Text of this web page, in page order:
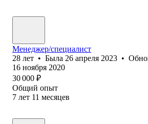
Менеджер/специалист
28 лет • Была 26 апреля 2023 •
16 ноября 2020
30 000 ₽
Общий опыт
7 лет 11 месяцев